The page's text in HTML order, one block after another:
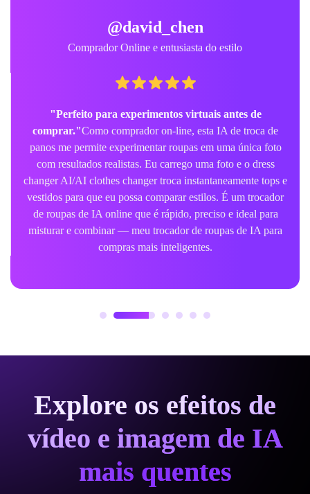
@emma_designs
Estilista E vendedor de comércio eletrônico
"Game‑changer para fotos de produtos e
lookbooks."Usamos este AI fashion changer e AI clothes
changer para criar imagens de catálogo consistentes sem
refilmar. O editor de roupas de IA refinam os detalhes, o
trocador de roupas de IA lida com diferentes cortes e o
gerador de roupas de IA ajuda a criar coleções coesas. Um
poderoso trocador de roupas virtual para qualquer marca ou
criador.
Explore os efeitos de
vídeo e imagem de IA
mais quentes